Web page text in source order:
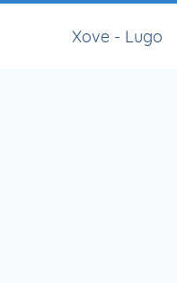
Xove - Lugo